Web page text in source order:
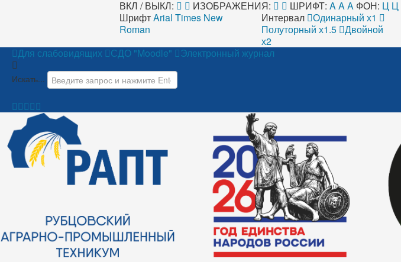
ВКЛ / ВЫКЛ: ИЗОБРАЖЕНИЯ: ШРИФТ: AAA ФОН: Ц Ц
ШрифтArial Times New
Roman
Интервал
Одинарный х1
Полуторный х1.5
Двойной
х2
Для слабовидящих
СДО "Moodle" Электронный журнал
Искать...